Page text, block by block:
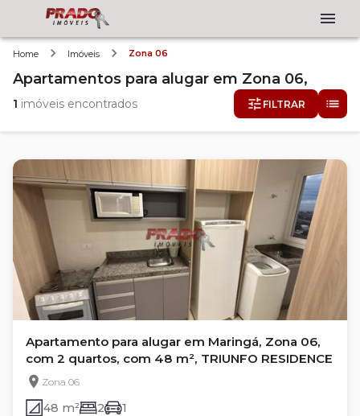
Home Imóveis Zona 06
Apartamentos para alugar em Zona 06,
1 imóveis encontrados FILTRAR
Apartamento para alugar em Maringá, Zona 06,
com 2 quartos, com 48 m², TRIUNFO RESIDENCE
Zona 06
48 m² 2 1